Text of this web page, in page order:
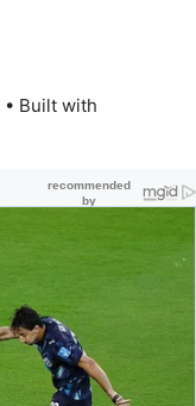
• Built with